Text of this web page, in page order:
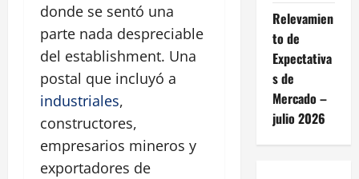
donde se sentó una
parte nada despreciable
del establishment. Una
postal que incluyó a
industriales,
constructores,
empresarios mineros y
exportadores de
Relevamien
to de
Expectativa
s de
Mercado –
julio 2026